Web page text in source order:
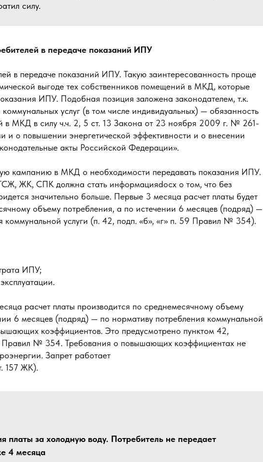
силу.
в передаче показаний ИПУ
в передаче показаний ИПУ. Такую заинтересованность проще
выгоде тех собственников помещений в МКД, которые
ИПУ. Подобная позиция заложена законодателем, т.к.
услуг (в том числе индивидуальных) — обязанность
в МКД в силу ч.ч. 2, 5 ст. 13 Закона от 23 ноября 2009 г. № 261-
о повышении энергетической эффективности и о внесении
акты Российской Федерации».
кампанию в МКД о необходимости передавать показания ИПУ.
ЖК, СПК должна стать информацияdocx о том, что без
значительно больше. Первые 3 месяца расчет платы будет
объему потребления, а по истечении 6 месяцев (подряд) —
коммунальной услуги (п. 42, подп. «б», «г» п. 59 Правил № 354).
ИПУ;
расчет платы производится по среднемесячному объему
6 месяцев (подряд) — по нормативу потребления коммунальной
коэффициентов. Это предусмотрено пунктом 42,
Правил № 354. Требования о повышающих коэффициентах не
Запрет работает
157 ЖК).
платы за холодную воду. Потребитель не передает
4 месяца